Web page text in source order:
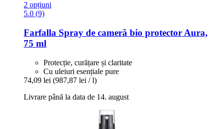
2 opțiuni
5.0 (9)
Farfalla Spray de cameră bio protector Aura,
75 ml
Protecție, curățare și claritate
Cu uleiuri esențiale pure
74,09 lei (987,87 lei / l)
Livrare până la data de 14. august